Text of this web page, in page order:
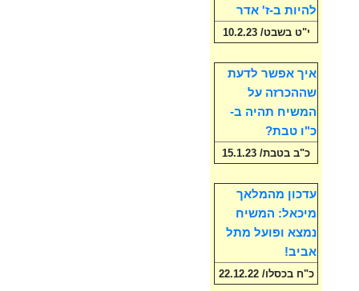
להיות ב-ז' אדר
י"ט בשבט/ 10.2.23
איך אפשר לדעת
שההכרזה על
המשיח תהיה ב-
כ"ו טבת?
כ"ב בטבת/ 15.1.23
עדכון מהמלאך
מיכאל: המשיח
נמצא ופועל מתל
אביב!
כ"ח בכסלו/ 22.12.22